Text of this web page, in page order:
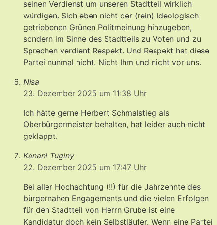
seinen Verdienst um unseren Stadtteil wirklich
würdigen. Sich eben nicht der (rein) Ideologisch
getriebenen Grünen Politmeinung hinzugeben,
sondern im Sinne des Stadtteils zu Voten und zu
Sprechen verdient Respekt. Und Respekt hat diese
Partei nunmal nicht. Nicht Ihm und nicht vor uns.
Nisa
23. Dezember 2025 um 11:38 Uhr
Ich hätte gerne Herbert Schmalstieg als
Oberbürgermeister behalten, hat leider auch nicht
geklappt.
Kanani Tuginy
22. Dezember 2025 um 17:47 Uhr
Bei aller Hochachtung (!!) für die Jahrzehnte des
bürgernahen Engagements und die vielen Erfolgen
für den Stadtteil von Herrn Grube ist eine
Kandidatur doch kein Selbstläufer. Wenn eine Partei